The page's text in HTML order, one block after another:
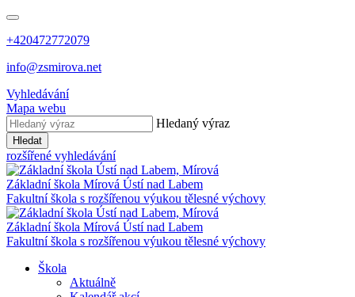
+420472772079
info@zsmirova.net
Vyhledávání
Mapa webu
Hledaný výraz
Hledat
rozšířené vyhledávání
Základní škola Mírová Ústí nad Labem
Fakultní škola s rozšířenou výukou tělesné výchovy
Základní škola Mírová Ústí nad Labem
Fakultní škola s rozšířenou výukou tělesné výchovy
Škola
Aktuálně